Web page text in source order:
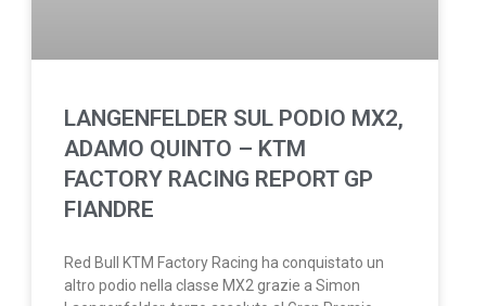
LANGENFELDER SUL PODIO MX2,
ADAMO QUINTO – KTM
FACTORY RACING REPORT GP
FIANDRE
Red Bull KTM Factory Racing ha conquistato un
altro podio nella classe MX2 grazie a Simon